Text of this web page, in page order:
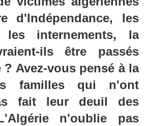
d'Indépendance, les
les internements, la
ils être passés
Avez-vous pensé à la
familles qui n'ont
fait leur deuil des
n'oublie pas